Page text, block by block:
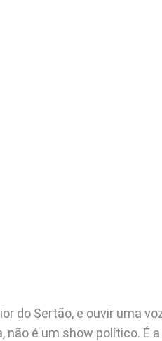
do Sertão, e ouvir uma
é um show político. É